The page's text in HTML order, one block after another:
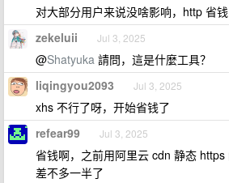
对大部分用户来说没啥影响，http 省钱
zekeluii Jul 3, 2025
@Shatyuka 請問，這是什麼工具？
liqingyou2093 Jul 3, 2025
xhs 不行了呀，开始省钱了
refear99 Jul 3, 2025
省钱啊，之前用阿里云 cdn 静态
差不多一半了